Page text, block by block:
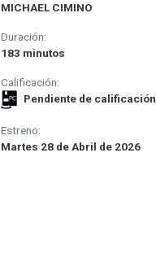
MICHAEL CIMINO
Duración:
183 minutos
Calificación:
Pendiente de calificación
Estreno:
Martes 28 de Abril de 2026